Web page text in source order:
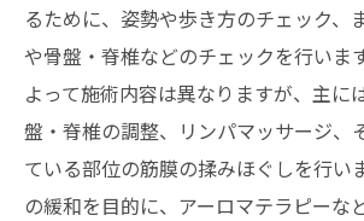
るために、姿勢や歩き方のチェック、
や骨盤・脊椎などのチェックを行いま
よって施術内容は異なりますが、主に
盤・脊椎の調整、リンパマッサージ、
ている部位の筋膜の揉みほぐしを行い
の緩和を目的に、アーロマテラピーな